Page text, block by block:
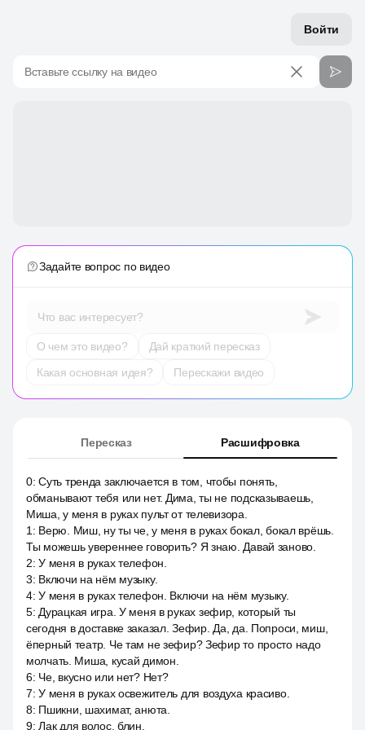
Войти
Вставьте ссылку на видео
Задайте вопрос по видео
Что вас интересует?
О чем это видео?
Дай краткий пересказ
Какая основная идея?
Перескажи видео
Пересказ Расшифровка
0:Суть тренда заключается в том, чтобы понять,
обманывают тебя или нет. Дима, ты не подсказываешь,
Миша, у меня в руках пульт от телевизора.
1 : Верю. Миш, ну ты че, у меня в руках бокал, бокал врёшь.
Ты можешь увереннее говорить? Я знаю. Давай заново.
2:У меня в руках телефон.
3: Включи на нём музыку.
4:У меня в руках телефон. Включи на нём музыку.
5: Дурацкая игра. У меня в руках зефир, который ты
сегодня в доставке заказал. Зефир. Да, да. Попроси, миш,
ёперный театр. Че там не зефир? Зефир то просто надо
молчать. Миша, кусай димон.
6: Че, вкусно или нет? Нет?
7:У меня в руках освежитель для воздуха красиво.
8: Пшикни, шахимат, анюта.
9:Лак для волос, блин.